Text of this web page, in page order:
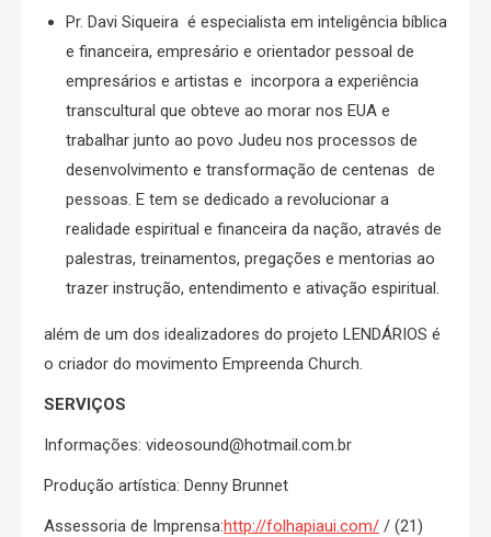
Pr. Davi Siqueira é especialista em inteligência bíblica
e financeira, empresário e orientador pessoal de
empresários e artistas e incorpora a experiência
transcultural que obteve ao morar nos EUA e
trabalhar junto ao povo Judeu nos processos de
desenvolvimento e transformação de centenas de
pessoas. E tem se dedicado a revolucionar a
realidade espiritual e financeira da nação, através de
palestras, treinamentos, pregações e mentorias ao
trazer instrução, entendimento e ativação espiritual.
além de um dos idealizadores do projeto LENDÁRIOS é
o criador do movimento Empreenda Church.
SERVIÇOS
Informações: videosound@hotmail.com.br
Produção artística: Denny Brunnet
Assessoria de Imprensa:http://folhapiaui.com/ / (21)